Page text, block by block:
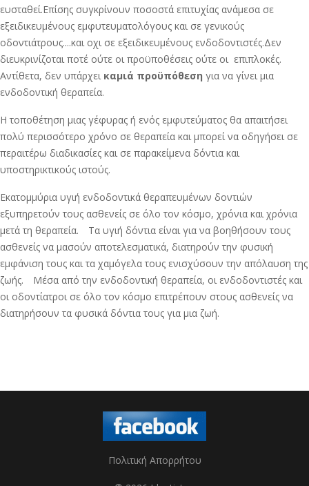
ευσταθεί.Επίσης συγκρίνουν ποσοστά επιτυχίας ανάμεσα σε
εξειδικευμένους εμφυτευματολόγους και σε γενικούς
οδοντιάτρους....και οχι σε εξειδικευμένους ενδοδοντιστές.Δεν
διευκρινίζοται ποτέ ούτε οι προϋποθέσεις ούτε οι επιπλοκές.
Αντίθετα, δεν υπάρχει καμιά προϋπόθεση για να γίνει μια
ενδοδοντική θεραπεία.
Η τοποθέτηση μιας γέφυρας ή ενός εμφυτεύματος θα απαιτήσει
πολύ περισσότερο χρόνο σε θεραπεία και μπορεί να οδηγήσει σε
περαιτέρω διαδικασίες και σε παρακείμενα δόντια και
υποστηρικτικούς ιστούς.
Εκατομμύρια υγιή ενδοδοντικά θεραπευμένων δοντιών
εξυπηρετούν τους ασθενείς σε όλο τον κόσμο, χρόνια και χρόνια
μετά τη θεραπεία. Τα υγιή δόντια είναι για να βοηθήσουν τους
ασθενείς να μασούν αποτελεσματικά, διατηρούν την φυσική
εμφάνιση τους και τα χαμόγελα τους ενισχύσουν την απόλαυση της
ζωής. Μέσα από την ενδοδοντική θεραπεία, οι ενδοδοντιστές και
οι οδοντίατροι σε όλο τον κόσμο επιτρέπουν στους ασθενείς να
διατηρήσουν τα φυσικά δόντια τους για μια ζωή.
Πολιτική Απορρήτου